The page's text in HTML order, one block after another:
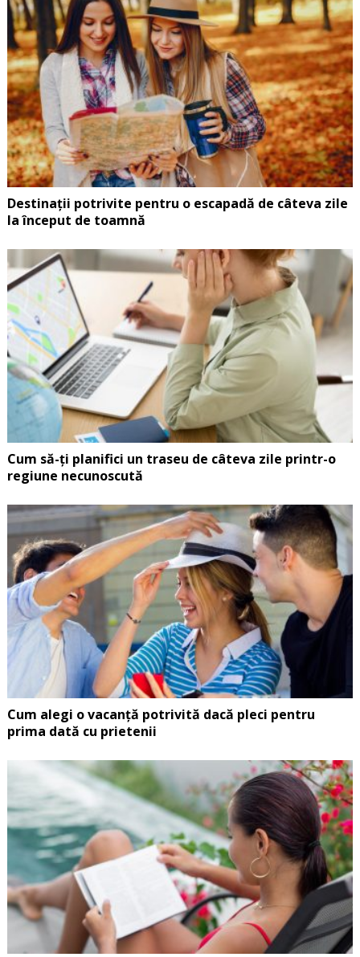
Destinații potrivite pentru o escapadă de câteva zile
la început de toamnă
Cum să-ți planifici un traseu de câteva zile printr-o
regiune necunoscută
Cum alegi o vacanță potrivită dacă pleci pentru
prima dată cu prietenii